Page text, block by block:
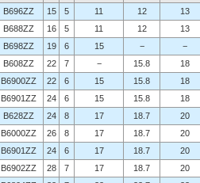
B696ZZ 15 5 11 12
13
B688ZZ 16 5 11 12 13
B698ZZ 19 6 15 −
−
B608ZZ 22 7 − 15.8
18
B6900ZZ 22 6 15 15.8
18
B6901ZZ 24 6 15 15.8 18
B628ZZ 24 8 17 18.7
20
B6000ZZ 26 8 17 18.7
20
B6901ZZ 24 6 17 18.7
20
B6902ZZ 28 7 17 18.7
20